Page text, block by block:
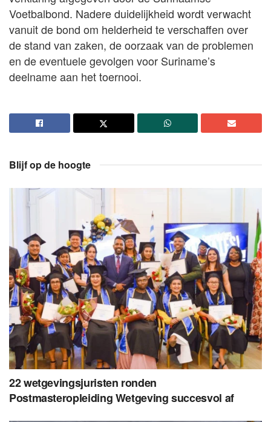
Voetbalbond. Nadere duidelijkheid wordt verwacht
vanuit de bond om helderheid te verschaffen over
de stand van zaken, de oorzaak van de problemen
en de eventuele gevolgen voor Suriname’s
deelname aan het toernooi.
Blijf op de hoogte
22 wetgevingsjuristen ronden
Postmasteropleiding Wetgeving succesvol af